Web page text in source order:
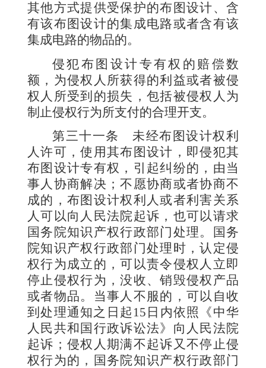
其他方式提供受保护的布图设计、含
有该布图设计的集成电路或者含有该
集成电路的物品的。
侵犯布图设计专有权的赔偿数
额，为侵权人所获得的利益或者被侵
权人所受到的损失，包括被侵权人为
制止侵权行为所支付的合理开支。
第三十一条未经布图设计权利
人许可，使用其布图设计，即侵犯其
布图设计专有权，引起纠纷的，由当
事人协商解决；不愿协商或者协商不
成的，布图设计权利人或者利害关系
人可以向人民法院起诉，也可以请求
国务院知识产权行政部门处理。国务
院知识产权行政部门处理时，认定侵
权行为成立的，可以责令侵权人立即
停止侵权行为，没收、销毁侵权产品
或者物品。当事人不服的，可以自收
到处理通知之日起 15 日内依照《中华
人民共和国行政诉讼法》向人民法院
起诉；侵权人期满不起诉又不停止侵
权行为的，国务院知识产权行政部门